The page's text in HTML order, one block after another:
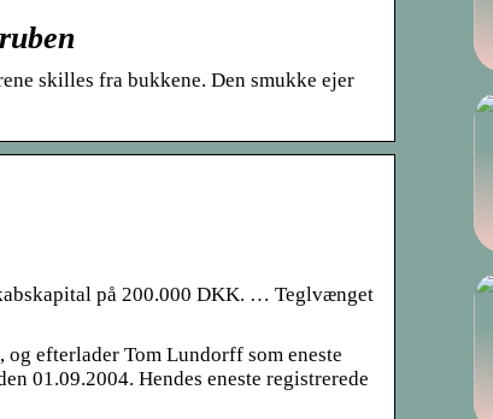
skilles fra bukkene. Den smukke ejer
på 200.000 DKK. … Teglvænget
efterlader Tom Lundorff som eneste
01.09.2004. Hendes eneste registrerede